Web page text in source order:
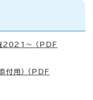
2021～ （PDF
付用） （PDF